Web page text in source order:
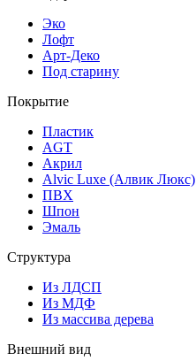
Эко
Лофт
Арт-Деко
Под старину
Покрытие
Пластик
AGT
Акрил
Alvic Luxe (Алвик Люкс)
ПВХ
Шпон
Эмаль
Структура
Из ЛДСП
Из МДФ
Из массива дерева
Внешний вид